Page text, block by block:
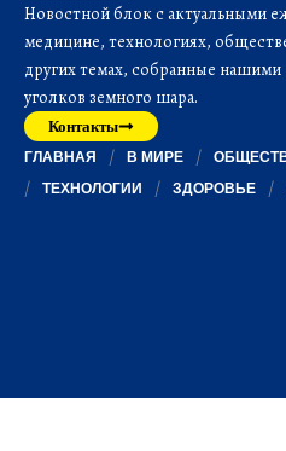
Новостной блок с актуальными
медицине, технологиях,
других темах, собранные
уголков земного шара.
Контакты
ГЛАВНАЯ В МИРЕ
ТЕХНОЛОГИИ
ЗДОРОВЬЕ